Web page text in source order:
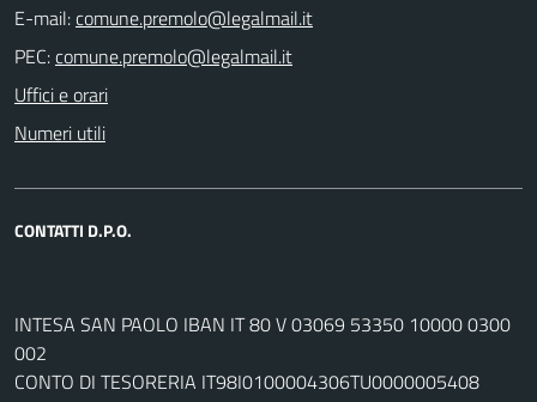
E-mail:
PEC:
Uffici e orari
Numeri utili
CONTATTI D.P.O.
INTESA SAN PAOLO IBAN IT 80 V 03069 53350 10000 0300
002
CONTO DI TESORERIA IT98I0100004306TU0000005408